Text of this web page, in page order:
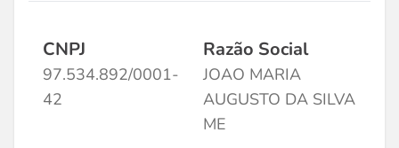
CNPJ
97.534.892/0001-
42
Razão Social
JOAO MARIA
AUGUSTO DA SILVA
ME